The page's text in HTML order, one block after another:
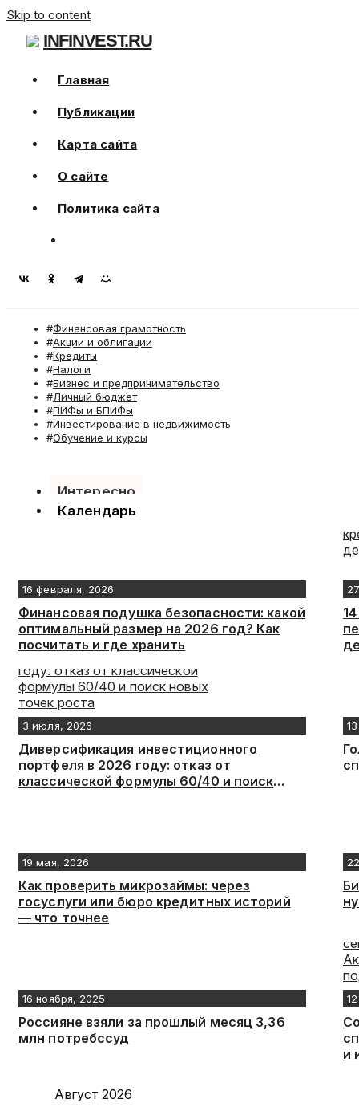
Skip to content
INFINVEST.RU
Главная
Публикации
Карта сайта
О сайте
Политика сайта
Финансовая грамотность
Акции и облигации
Кредиты
Налоги
Бизнес и предпринимательство
Личный бюджет
ПИФы и БПИФы
Инвестирование в недвижимость
Обучение и курсы
Интересно
Календарь
16 февраля, 2026
Финансовая подушка безопасности: какой
оптимальный размер на 2026 год? Как
посчитать и где хранить
3 июля, 2026
Диверсификация инвестиционного
портфеля в 2026 году: отказ от
классической формулы 60/40 и поиск
19 мая, 2026
Как проверить микрозаймы: через
госуслуги или бюро кредитных историй
— что точнее
16 ноября, 2025
Россияне взяли за прошлый месяц 3,36
млн потребссуд
и
Август 2026